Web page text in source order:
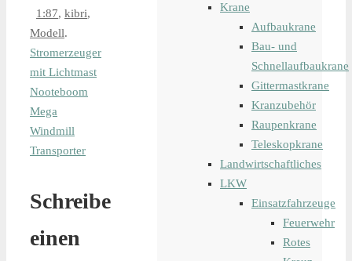
1:87, kibri,
Modell.
Stromerzeuger
mit Lichtmast
Nooteboom
Mega
Windmill
Transporter
Schreibe
einen
Krane
Aufbaukrane
Bau- und
Schnellaufbaukrane
Gittermastkrane
Kranzubehör
Raupenkrane
Teleskopkrane
Landwirtschaftliches
LKW
Einsatzfahrzeuge
Feuerwehr
Rotes